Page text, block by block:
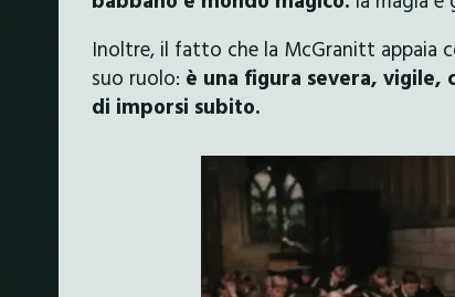
Inoltre, il fatto che la McGranitt appaia
suo ruolo: è una figura severa, vigile,
di imporsi subito.